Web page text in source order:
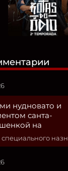
нудновато и
санта-
на
назначения